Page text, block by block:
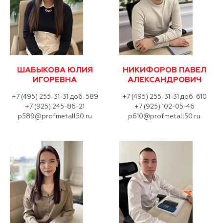
ШАБЫКОВА ЮЛИЯ
ИГОРЕВНА
+7 (495) 255-31-31 доб. 589
+7 (925) 245-86-21
p589@profmetall50.ru
НИКИФОРОВ ПАВЕЛ
АЛЕКСАНДРОВИЧ
+7 (495) 255-31-31 доб. 610
+7 (925) 102-05-46
p610@profmetall50.ru